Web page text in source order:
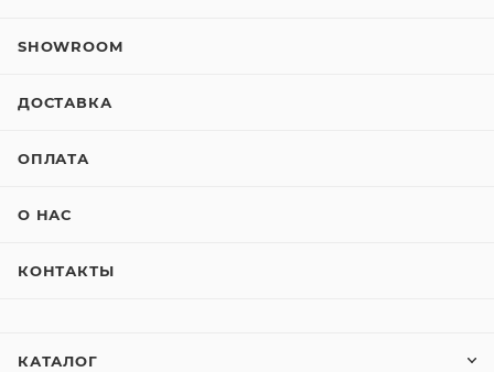
SHOWROOM
ДОСТАВКА
ОПЛАТА
О НАС
КОНТАКТЫ
КАТАЛОГ